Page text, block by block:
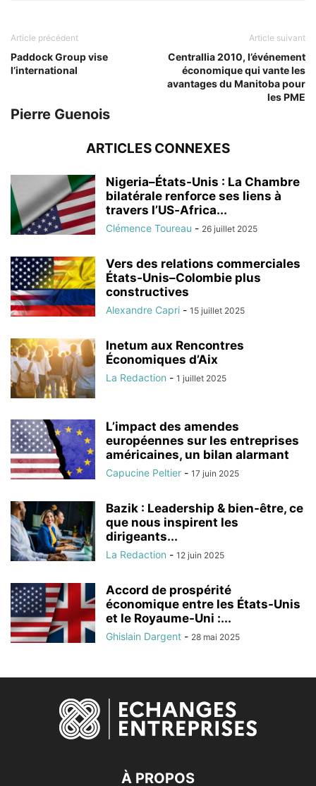
Article précédent
Paddock Group vise
l’international
Article suivant
Centrallia 2010, l’événement
économique qui vante les
avantages du Manitoba pour
les PME
Pierre Guenois
ARTICLES CONNEXES
Nigeria–États‑Unis : La Chambre
bilatérale renforce ses liens à
travers l’US‑Africa...
Clémence Toureau - 26 juillet 2025
Vers des relations commerciales
États‑Unis–Colombie plus
constructives
Alexandre Capri - 15 juillet 2025
Inetum aux Rencontres
Économiques d’Aix
La Redaction - 1 juillet 2025
L’impact des amendes
européennes sur les entreprises
américaines, un bilan alarmant
Capucine Peltier - 17 juin 2025
Bazik : Leadership & bien-être, ce
que nous inspirent les
dirigeants...
La Redaction - 12 juin 2025
Accord de prospérité
économique entre les États-Unis
et le Royaume-Uni :...
Ghislain Dargent - 28 mai 2025
À PROPOS